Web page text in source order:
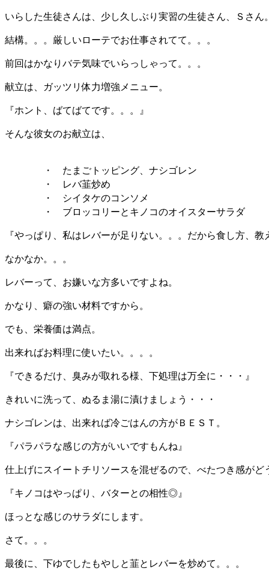
いらした生徒さんは、少し久しぶり実習の生徒さん、Ｓさん。
結構。。。厳しいローテでお仕事されてて。。。
前回はかなりバテ気味でいらっしゃって。。。
献立は、ガッツリ体力増強メニュー。
『ホント、ばてばてです。。。』
そんな彼女のお献立は、
・ たまごトッピング、ナシゴレン
・ レバ韮炒め
・ シイタケのコンソメ
・ ブロッコリーとキノコのオイスターサラダ
『やっぱり、私はレバーが足りない。。。だから食し方、教
なかなか。。。
レバーって、お嫌いな方多いですよね。
かなり、癖の強い材料ですから。
でも、栄養価は満点。
出来ればお料理に使いたい。。。。
『できるだけ、臭みが取れる様、下処理は万全に・・・』
きれいに洗って、ぬるま湯に漬けましょう・・・
ナシゴレンは、出来れば冷ごはんの方がＢＥＳＴ。
『パラパラな感じの方がいいですもんね』
仕上げにスイートチリソースを混ぜるので、べたつき感がど
『キノコはやっぱり、バターとの相性◎』
ほっとな感じのサラダにします。
さて。。。
最後に、下ゆでしたもやしと韮とレバーを炒めて。。。